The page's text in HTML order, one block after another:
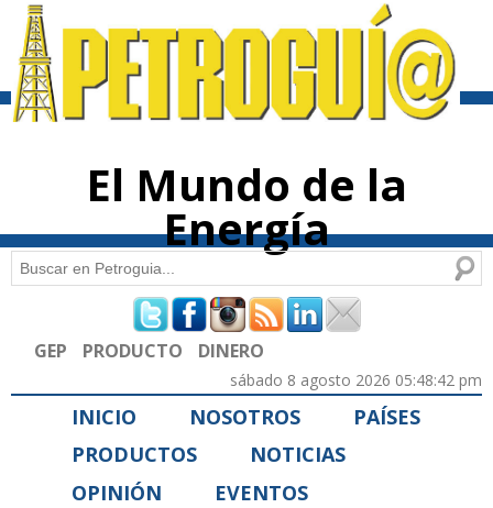
contenido
El Mundo de la
Energía
Formulario de búsqueda
Buscar
GEP PRODUCTO DINERO
sábado 8 agosto 2026 05:48:42 pm
INICIO NOSOTROS
PAÍSES
PRODUCTOS
NOTICIAS
OPINIÓN
EVENTOS